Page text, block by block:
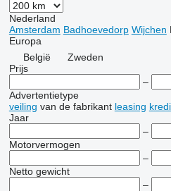
Nederland
Amsterdam Badhoevedorp Wijchen
Europa
België
Zweden
Prijs
–
Advertentietype
veiling van de fabrikant leasing
Jaar
–
Motorvermogen
–
Netto gewicht
–